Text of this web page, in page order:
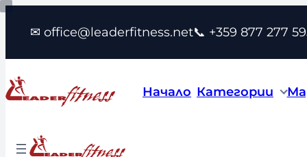
Към
съдържанието
✉ office@leaderfitness.net📞 +359 877 277
Начало Категории